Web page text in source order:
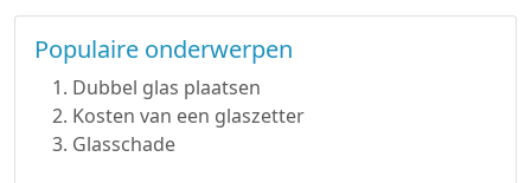
Populaire onderwerpen
Dubbel glas plaatsen
Kosten van een glaszetter
Glasschade